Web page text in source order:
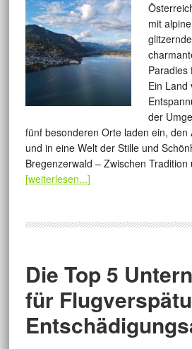
mit
Paradies
Ein Land
der
fünf besonderen Orte laden ein, den
und in eine Welt der Stille und
Bregenzerwald – Zwischen
[weiterlesen...]
Die Top 5
für